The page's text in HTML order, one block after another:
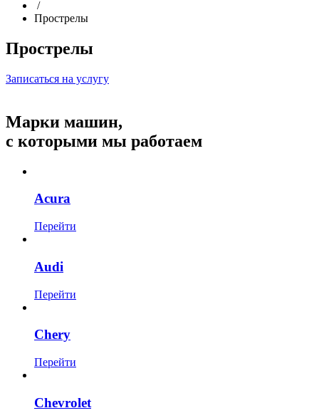
/
Прострелы
Прострелы
Записаться на услугу
Марки машин,
с которыми мы работаем
Acura
Перейти
Audi
Перейти
Chery
Перейти
Chevrolet